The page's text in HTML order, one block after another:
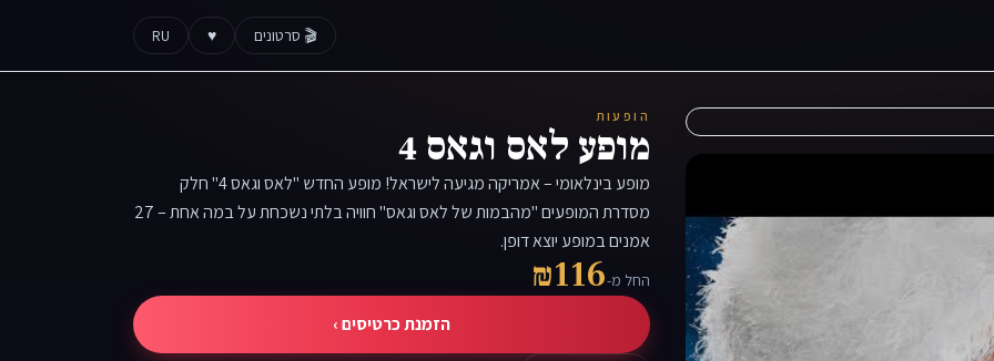
🎬 סרטונים ♥
RU
הופעות
מופע לאס וגאס 4
מופע בינלאומי – אמריקה מגיעה לישראל! מופע החדש "לאס וגאס 4" חלק
מסדרת המופעים "מהבמות של לאס וגאס" חוויה בלתי נשכחת על במה אחת – 27
אמנים במופע יוצא דופן.
החל מ-₪116
הזמנת כרטיסים ›